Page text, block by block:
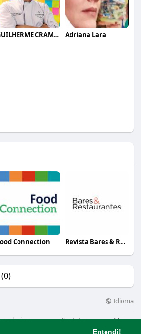
Entendi!
GUILHERME CRAMER BALLE Adriana Lara
Connection Revista Bares & Restaurantes
(0)
Idioma
exclusivos Contato Mais